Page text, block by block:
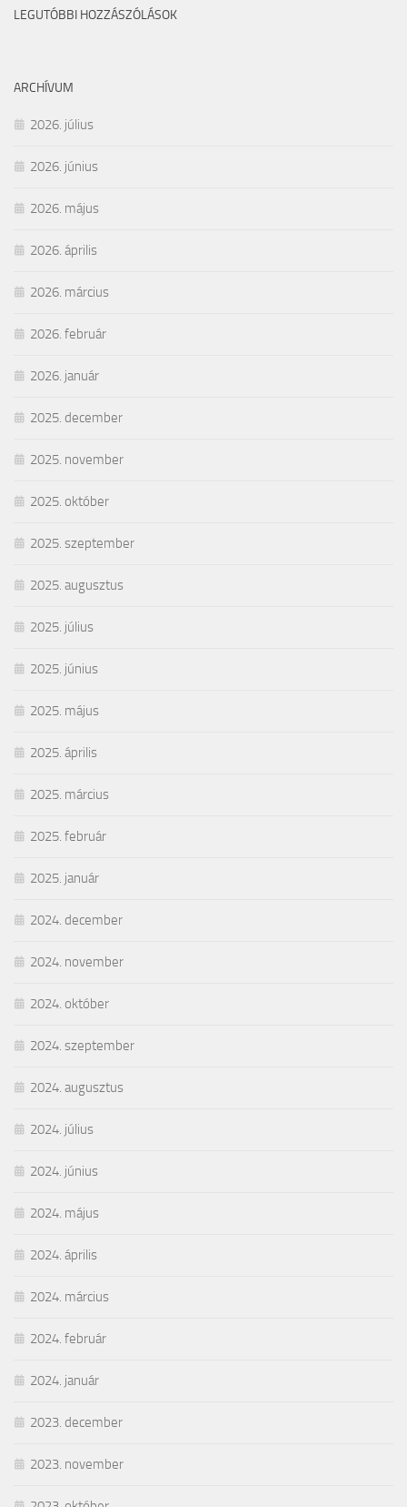
LEGUTÓBBI HOZZÁSZÓLÁSOK
ARCHÍVUM
2026. július
2026. június
2026. május
2026. április
2026. március
2026. február
2026. január
2025. december
2025. november
2025. október
2025. szeptember
2025. augusztus
2025. július
2025. június
2025. május
2025. április
2025. március
2025. február
2025. január
2024. december
2024. november
2024. október
2024. szeptember
2024. augusztus
2024. július
2024. június
2024. május
2024. április
2024. március
2024. február
2024. január
2023. december
2023. november